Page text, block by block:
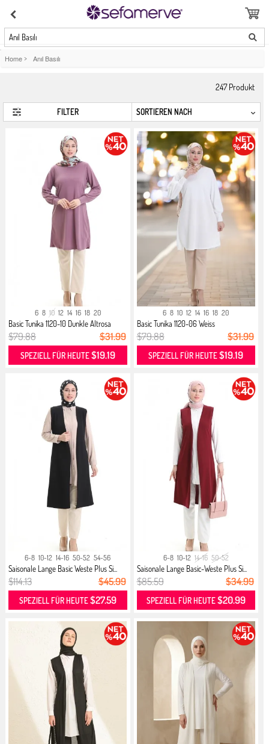
Anıl Basılı
Home > Anıl Basılı
247Produkt
FILTER
6 8 10 12 14 16 18 20
Basic Tunika 1120-10 Dunkle Altrosa
$79.88 $31.99
SPEZIELL FÜR HEUTE$19.19
6 8 10 12 14 16 18 20
Basic Tunika 1120-06 Weiss
$79.88 $31.99
SPEZIELL FÜR HEUTE$19.19
6-8 10-12 14-16 50-52 54-56
Saisonale Lange Basic Weste Plus Si...
$114.13 $45.99
SPEZIELL FÜR HEUTE$27.59
6-8 10-12 14-16 50-52
Saisonale Lange Basic-Weste Plus Si...
$85.59 $34.99
SPEZIELL FÜR HEUTE$20.99